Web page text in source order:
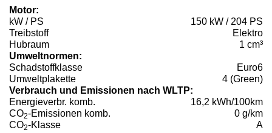
Motor:
kW / PS
150 kW / 204 PS
Treibstoff
Elektro
Hubraum
1 cm³
Umweltnormen:
Schadstoffklasse
Euro6
Umweltplakette
4 (Green)
Verbrauch und Emissionen nach WLTP:
Energieverbr. komb.
16,2 kWh/100km
CO2-Emissionen komb.
0 g/km
CO2-Klasse A